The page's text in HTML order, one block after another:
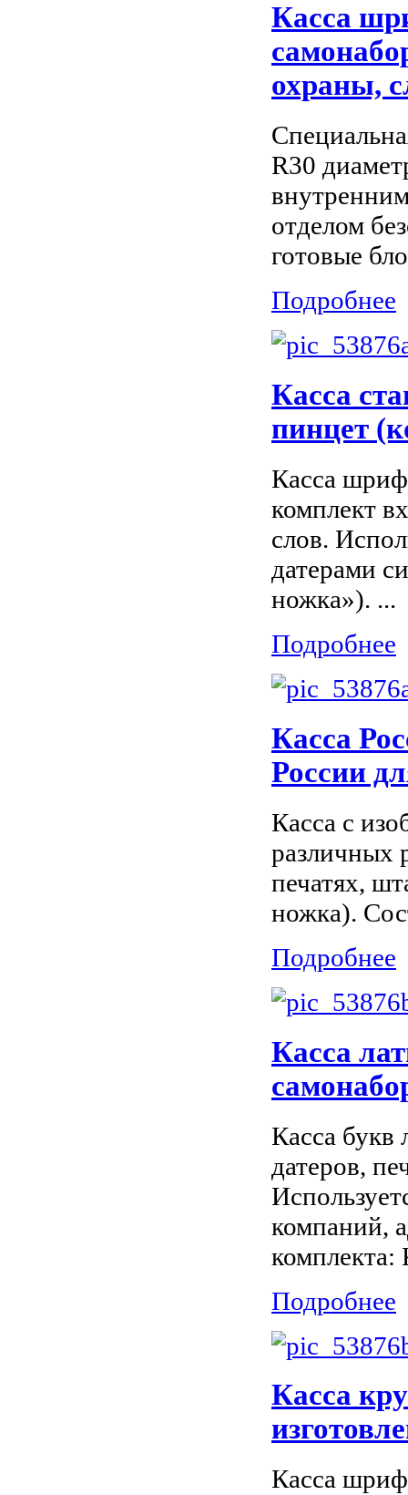
Касса
охраны,
R30
отделом
готовые
Подробнее
Касса
пинцет
Касса
комплект
слов.
датерами
ножка»). ...
Подробнее
Касса
России
Касса с
различных
печатях,
ножка).
Подробнее
Касса
Касса букв
датеров,
компаний,
комплекта:
Подробнее
Касса
Касса